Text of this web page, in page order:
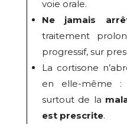
voie orale.
Ne jamais
traitement
progressif, sur
La cortisone
en elle-même :
surtout de la
est prescrite.